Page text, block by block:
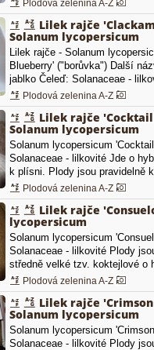
plody jsou středně velké na
průměrná hmotnost plodů je
jednoho…
Plodová zelenina A-Z
Lilek rajče
Solanum lycopersicum
Lilek rajče - Solanum
Blueberry' ("borůvka") Další
jablko Čeleď: Solanaceae -
odrůda koktejlových rajčátek.
Už jenom proto je stojí za to
netradiční barvu. Při dozrávání
4 cm) zbarvují…
Plodová zelenina A-Z
Lilek rajče 'Cocktail
Solanum lycopersicum
Solanum lycopersicum
Solanaceae - lilkovité Jde o
k plísni. Plody jsou pravidelně
hmotnosti okolo 60 g. Jsou
vysoký obsah lycopenu,
Plodová zelenina A-Z
Lilek rajče
lycopersicum
Solanum lycopersicum
Solanaceae - lilkovité Plody
středně velké tzv. koktejlové o
Tento hybrid se vyznačuje
vytváří bohaté a dlouhé vijany,
plodů.
Plodová zelenina A-Z
Lilek rajče 'Crimson
Solanum lycopersicum
Solanum lycopersicum
Solanaceae - lilkovité Plody